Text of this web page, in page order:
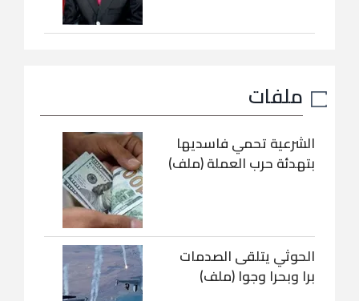
ملفات
الشرعية تحمي فاسديها
بتهدئة حرب العملة (ملف)
الحوثي يتلقى الصدمات
برا وبحرا وجوا (ملف)